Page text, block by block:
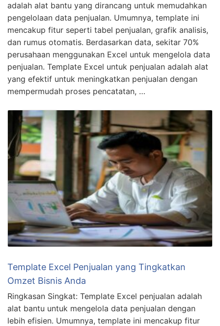
adalah alat bantu yang dirancang untuk memudahkan
pengelolaan data penjualan. Umumnya, template ini
mencakup fitur seperti tabel penjualan, grafik analisis,
dan rumus otomatis. Berdasarkan data, sekitar 70%
perusahaan menggunakan Excel untuk mengelola data
penjualan. Template Excel untuk penjualan adalah alat
yang efektif untuk meningkatkan penjualan dengan
mempermudah proses pencatatan, …
Template Excel Penjualan yang Tingkatkan
Omzet Bisnis Anda
Ringkasan Singkat: Template Excel penjualan adalah
alat bantu untuk mengelola data penjualan dengan
lebih efisien. Umumnya, template ini mencakup fitur